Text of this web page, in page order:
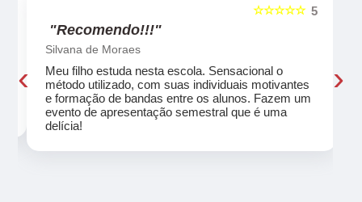
5
☆☆☆☆☆
"Recomendo!!!"
Silvana de Moraes
Meu filho estuda nesta escola. Sensacional o
método utilizado, com suas individuais motivantes
e formação de bandas entre os alunos. Fazem um
evento de apresentação semestral que é uma
delícia!
‹ ›